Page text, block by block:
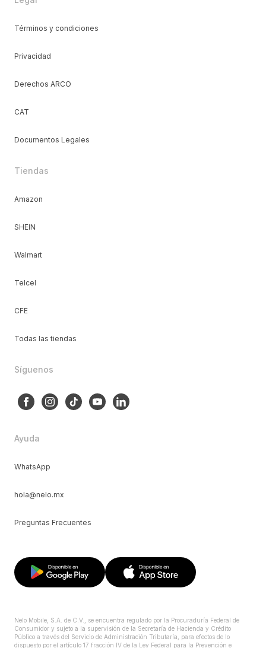
Términos y condiciones
Privacidad
Derechos ARCO
CAT
Documentos Legales
Tiendas
Amazon
SHEIN
Walmart
Telcel
CFE
Todas las tiendas
Síguenos
Ayuda
WhatsApp
hola@nelo.mx
Preguntas Frecuentes
Nelo Mobile, S.A. de C.V., se encuentra regulado por la Procuraduría Federal de
Consumidor y sujeto a la supervisión de la Secretaría de Hacienda y Crédito
Público a través del Servicio de Administración Tributaría, para efectos de lo
dispuesto por el artículo 17 fracción IV de la Ley Federal para la Prevención e